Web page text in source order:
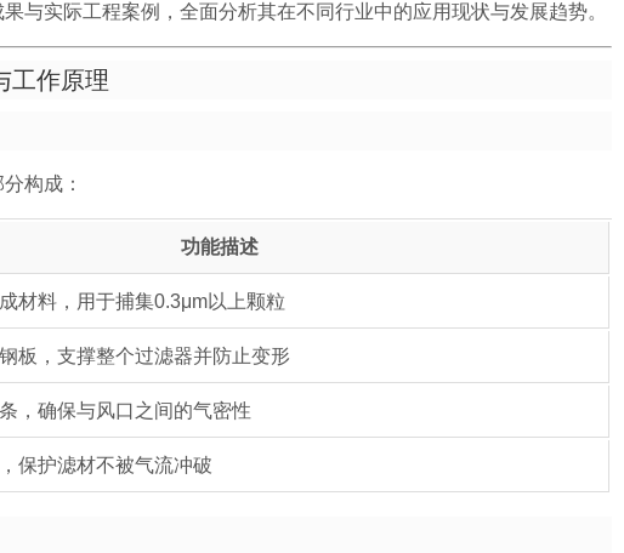
与实际工程案例，全面分析其在不同行业中的应用现状与发展趋势。
工作原理
构成：
功能描述
材料，用于捕集0.3μm以上颗粒
板，支撑整个过滤器并防止变形
，确保与风口之间的气密性
保护滤材不被气流冲破